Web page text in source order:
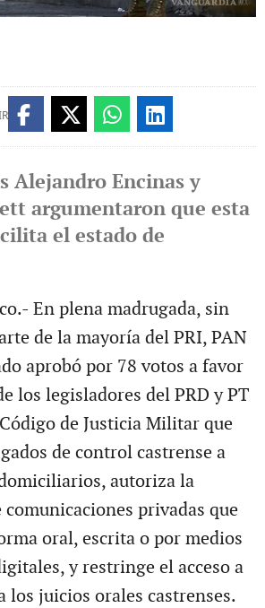
Alejandro Encinas y
argumentaron que esta
el estado de
En plena madrugada, sin
de la mayoría del PRI, PAN
aprobó por 78 votos a favor
los legisladores del PRD y PT
de Justicia Militar que
de control castrense a
autoriza la
privadas que
oral, escrita o por medios
y restringe el acceso a
los juicios orales castrenses.